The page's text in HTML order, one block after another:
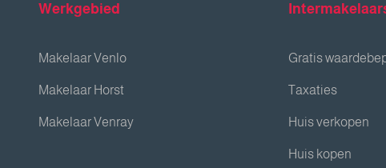
Werkgebied
Makelaar Venlo
Makelaar Horst
Makelaar Venray
Gratis
Taxaties
Huis verkopen
Huis kopen